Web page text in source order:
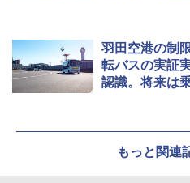
羽田空港の制
転バスの実証
認識。将来は
もっと関連